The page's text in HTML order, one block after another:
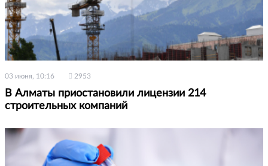
03 июня, 10:16 2953
В Алматы приостановили лицензии 214
строительных компаний